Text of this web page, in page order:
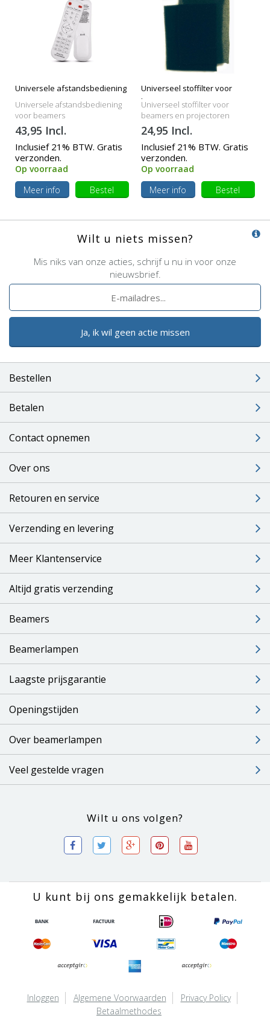
Universele afstandsbediening
Universele afstandsbediening
voor beamers
43,95 Incl.
Inclusief 21% BTW. Gratis
verzonden.
Op voorraad
Meer info
Bestel
Universeel stoffilter voor
beamers
Universeel stoffilter voor
beamers en projectoren
24,95 Incl.
Inclusief 21% BTW. Gratis
verzonden.
Op voorraad
Meer info
Bestel
Wilt u niets missen?
Mis niks van onze acties, schrijf u nu in voor onze
nieuwsbrief.
Ja, ik wil geen actie missen
Bestellen
Betalen
Contact opnemen
Over ons
Retouren en service
Verzending en levering
Meer Klantenservice
Altijd gratis verzending
Beamers
Beamerlampen
Laagste prijsgarantie
Openingstijden
Over beamerlampen
Veel gestelde vragen
Wilt u ons volgen?
U kunt bij ons gemakkelijk betalen.
Inloggen Algemene Voorwaarden
Privacy Policy
Betaalmethodes